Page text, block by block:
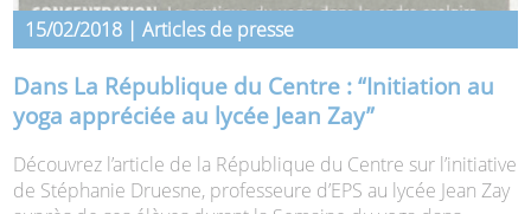
15/02/2018 | Articles de presse
Dans La République du Centre : “Initiation au
yoga appréciée au lycée Jean Zay”
Découvrez l’article de la République du Centre sur l’initiative
de Stéphanie Druesne, professeure d’EPS au lycée Jean Zay